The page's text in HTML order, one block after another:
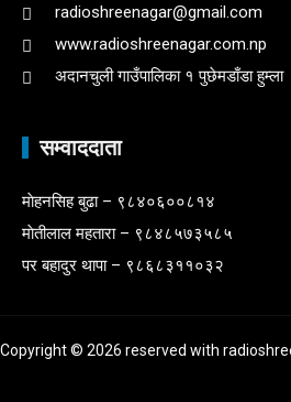
radioshreenagar@gmail.com
www.radioshreenagar.com.np
अदानचुली गाउँपालिका १ पुछेमडाँडा हुम्ला
सम्वाददाता
माेहनसिह बुढा – ९८४०६००८१४
माेतीलाल महतारा – ९८४८५७३५८५
पर बहादुर थापा – ९८६८३११०३२
Copyright © 2026 reserved with